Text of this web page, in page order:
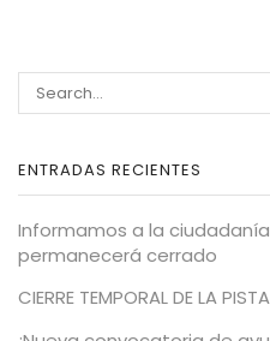
ENTRADAS RECIENTES
Informamos a la
permanecerá cerrado
CIERRE TEMPORAL DE LA